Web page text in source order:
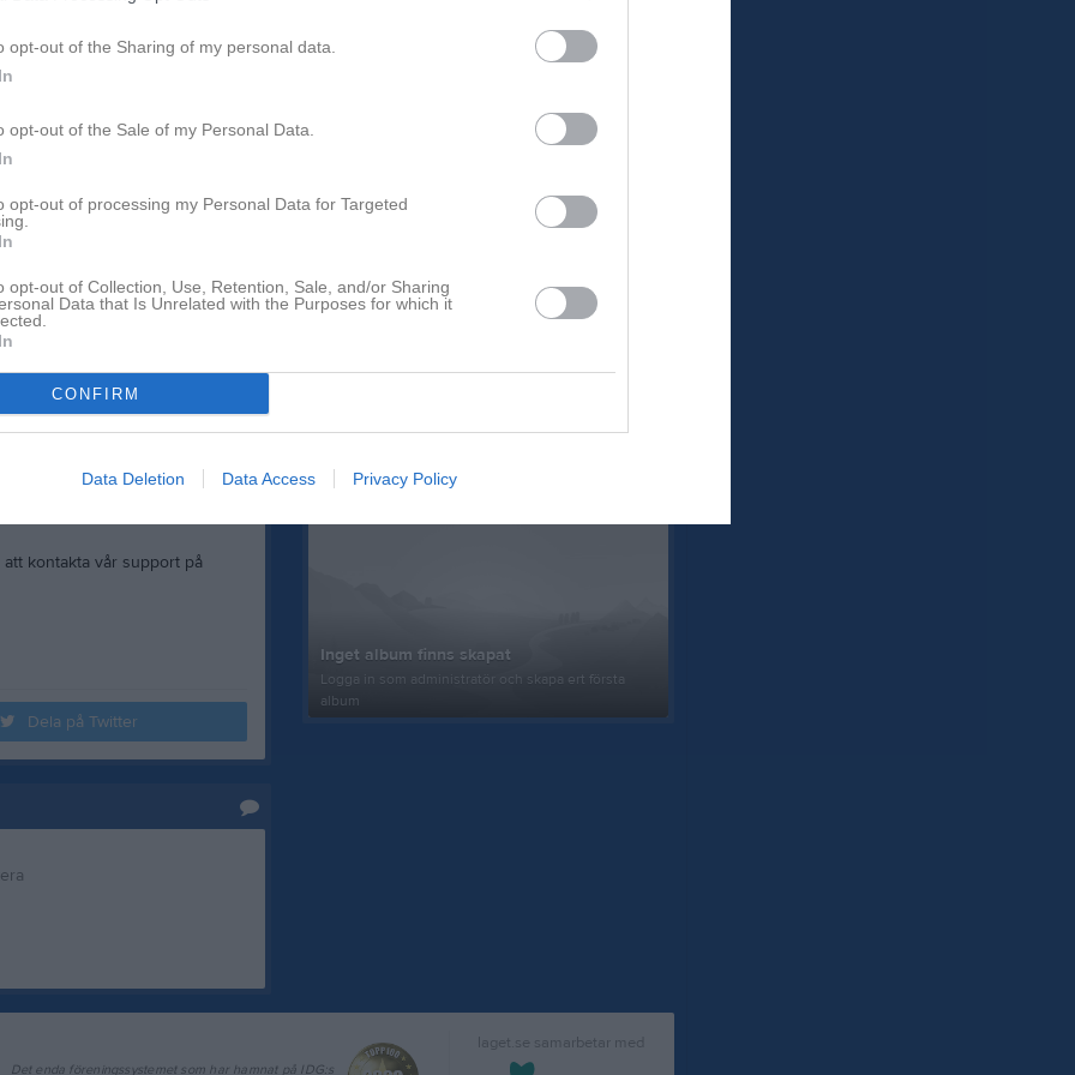
opt-out of the Sharing of my personal data.
opt-out of the Sale of my Personal Data.
opt-out of processing my Personal Data for Targeted
opt-out of Collection, Use, Retention, Sale, and/or Sharing
Data that Is Unrelated with the Purposes for which it
CONFIRM
Data Deletion Data Access Privacy Policy
mellan spelare,
laget finns ett antal viktiga
till via Serier medan träningar
nya nyheter läggs till
kontakta vår support på
Dela på Twitter
Senast uppladdade video
Senast uppdaterade album
Inget album finns skapat
Logga in som administratör och skapa ert första
album
laget.se samarbetar med
Det enda föreningssystemet som har hamnat på IDG:s